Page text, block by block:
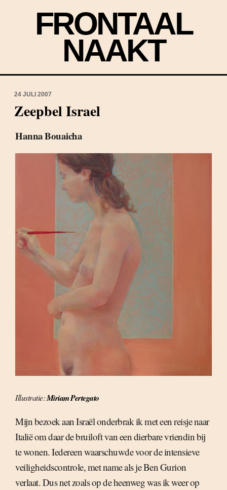
FRONTAAL
NAAKT
24 JULI 2007
Zeepbel Israel
Hanna Bouaicha
Illustratie:Miriam Pertegato
Mijn bezoek aan Israël onderbrak ik met een reisje naar
Italië om daar de bruiloft van een dierbare vriendin bij
te wonen. Iedereen waarschuwde voor de intensieve
veiligheidscontrole, met name als je Ben Gurion
verlaat. Dus net zoals op de heenweg was ik weer op